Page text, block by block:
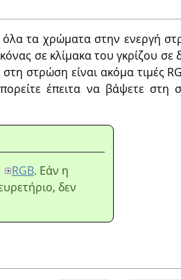
όλα τα χρώματα στην ενεργή
σε κλίμακα του γκρίζου σε
στρώση είναι ακόμα τιμές
έπειτα να βάψετε στη
RGB. Εάν η
δεν